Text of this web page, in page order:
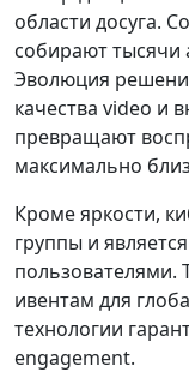
области досуга.
собирают
Эволюция
качества video и
превращают
максимально
Кроме яркости,
группы и
пользователями.
ивентам для
технологии
engagement.